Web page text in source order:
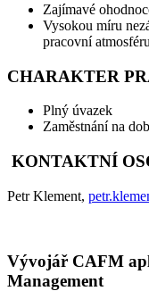
Zajímavé
Vysokou míru
pracovní
CHARAKTER
Plný úvazek
Zaměstnání na
KONTAKTNÍ
Petr Klement,
Vývojář CAFM
Management